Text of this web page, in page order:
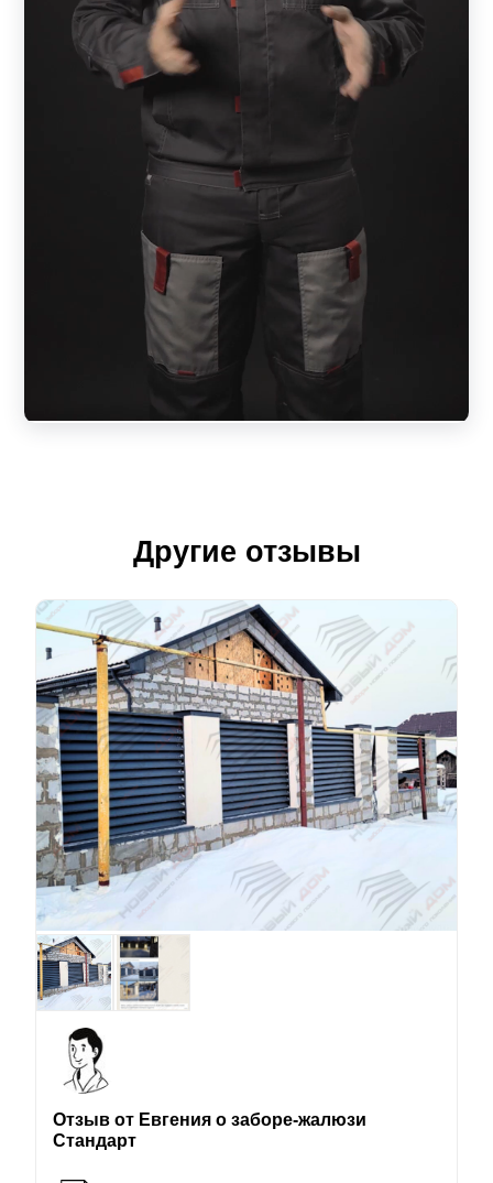
Другие отзывы
Отзыв от Евгения о заборе-жалюзи
Стандарт